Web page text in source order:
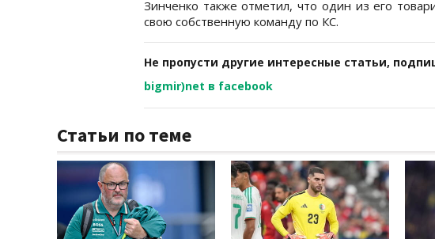
Зинченко также отметил, что один из его
свою собственную команду по КС.
Не пропусти другие интересные статьи,
bigmir)net в facebook
Статьи по теме